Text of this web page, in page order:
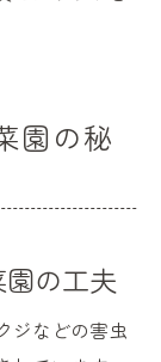
園の秘
の工夫
ジなどの害虫